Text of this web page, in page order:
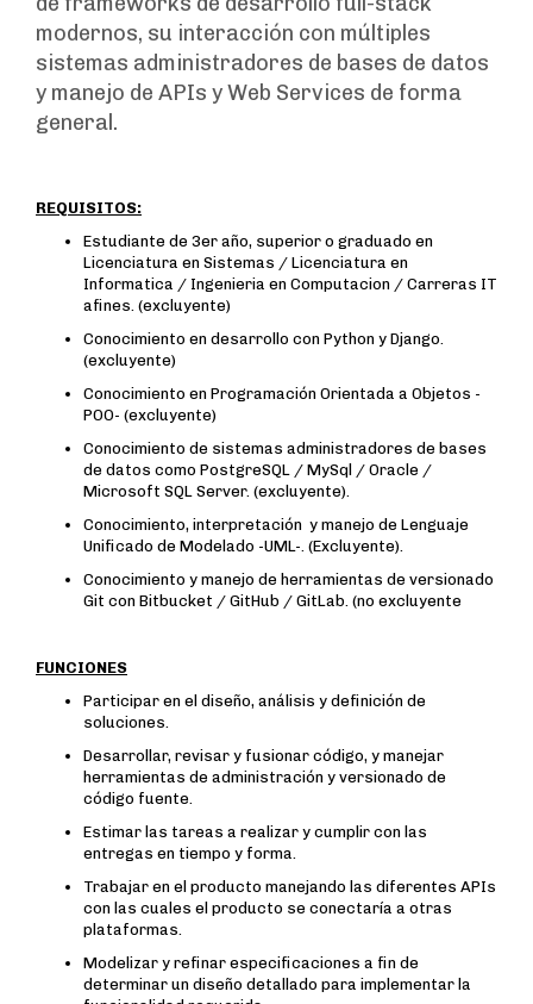
modernos, su interacción con múltiples
sistemas administradores de bases de datos
y manejo de APIs y Web Services de forma
general.
REQUISITOS:
Estudiante de 3er año, superior o graduado en
Licenciatura en Sistemas / Licenciatura en
Informatica / Ingenieria en Computacion / Carreras IT
afines. (excluyente)
Conocimiento en desarrollo con Python y Django.
(excluyente)
Conocimiento en Programación Orientada a Objetos -
POO- (excluyente)
Conocimiento de sistemas administradores de bases
de datos como PostgreSQL / MySql / Oracle /
Microsoft SQL Server. (excluyente).
Conocimiento, interpretación y manejo de Lenguaje
Unificado de Modelado -UML-. (Excluyente).
Conocimiento y manejo de herramientas de versionado
Git con Bitbucket / GitHub / GitLab. (no excluyente
FUNCIONES
Participar en el diseño, análisis y definición de
soluciones.
Desarrollar, revisar y fusionar código, y manejar
herramientas de administración y versionado de
código fuente.
Estimar las tareas a realizar y cumplir con las
entregas en tiempo y forma.
Trabajar en el producto manejando las diferentes APIs
con las cuales el producto se conectaría a otras
plataformas.
Modelizar y refinar especificaciones a fin de
determinar un diseño detallado para implementar la